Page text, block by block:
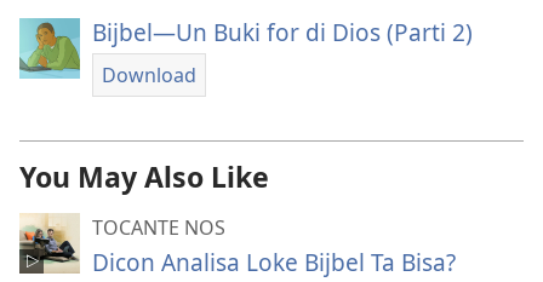
Bijbel—Un Buki for di Dios (Parti 2)
Download
You May Also Like
TOCANTE NOS
Dicon Analisa Loke Bijbel Ta Bisa?